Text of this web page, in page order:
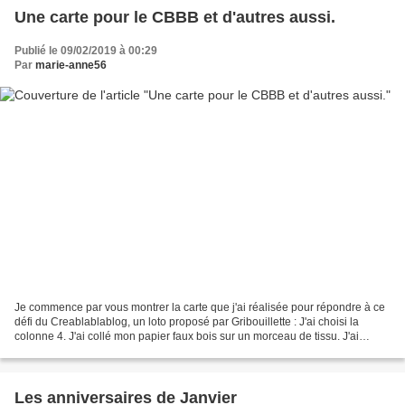
Une carte pour le CBBB et d'autres aussi.
Publié le 09/02/2019 à 00:29
Par marie-anne56
Je commence par vous montrer la carte que j'ai réalisée pour répondre à ce
défi du Creablablablog, un loto proposé par Gribouillette : J'ai choisi la
colonne 4. J'ai collé mon papier faux bois sur un morceau de tissu. J'ai
Les anniversaires de Janvier